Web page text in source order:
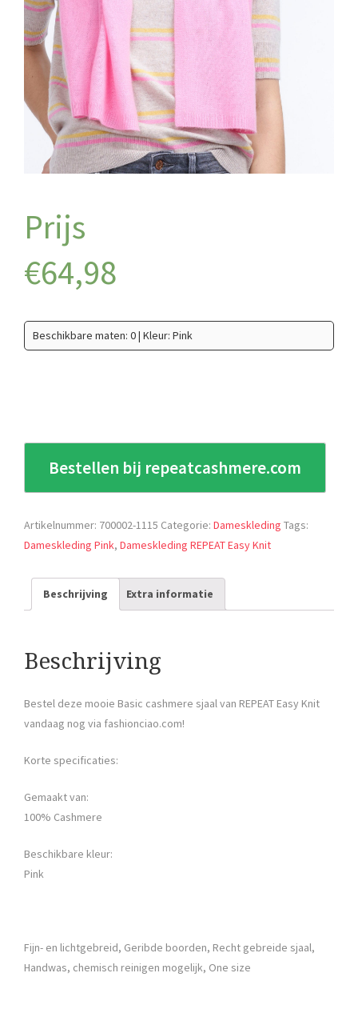
€64,98
Beschikbare maten: 0 | Kleur: Pink
Bestellen bij repeatcashmere.com
Artikelnummer: 700002-1115 Categorie: Dameskleding Tags:
Dameskleding Pink, Dameskleding REPEAT Easy Knit
Beschrijving Extra informatie
Beschrijving
Bestel deze mooie Basic cashmere sjaal van REPEAT Easy Knit
vandaag nog via fashionciao.com!
Korte specificaties:
Gemaakt van:
100% Cashmere
Beschikbare kleur:
Pink
Fijn- en lichtgebreid, Geribde boorden, Recht gebreide sjaal,
Handwas, chemisch reinigen mogelijk, One size